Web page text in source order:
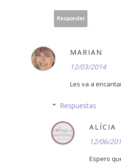
Responder
MARIAN
12/03/2014
Les va a
Respuestas
ALÍCIA
12/06/
Espero